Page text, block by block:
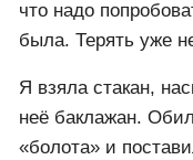
что надо
была. Терять уже
Я взяла стакан,
неё баклажан.
«болота» и